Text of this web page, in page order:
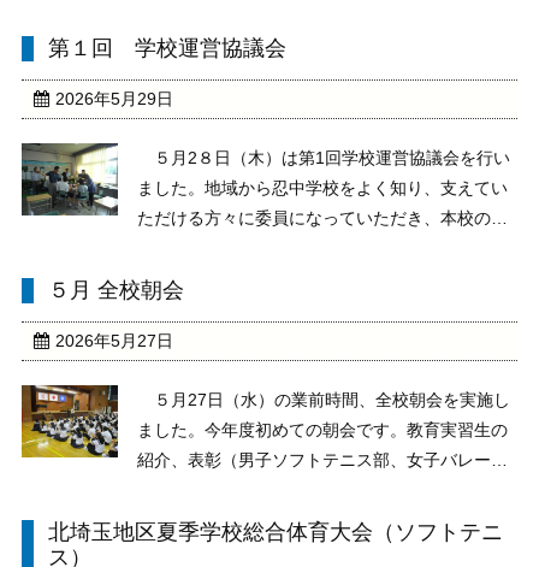
定で行います。台風6号の影響で悪天候が心配さ
別研修を頑張りました ...
第１回 学校運営協議会
2026年5月29日
５月2８日（木）は第1回学校運営協議会を行い
ました。地域から忍中学校をよく知り、支えてい
ただける方々に委員になっていただき、本校の教
りしています。忍中学校の教育を地域の方々とと
参観や学校経営 ...
５月 全校朝会
2026年5月27日
５月27日（水）の業前時間、全校朝会を実施し
ました。今年度初めての朝会です。教育実習生の
紹介、表彰（男子ソフトテニス部、女子バレーボ
校長の話は、創立80周年を迎える節目に生徒へ伝
北埼玉地区夏季学校総合体育大会（ソフトテニ
ス）